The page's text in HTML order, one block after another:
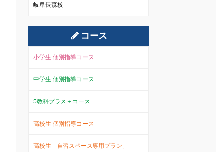
岐阜長森校
コース
小学生 個別指導コース
中学生 個別指導コース
5教科プラス＋コース
高校生 個別指導コース
高校生「自習スペース専用プラン」